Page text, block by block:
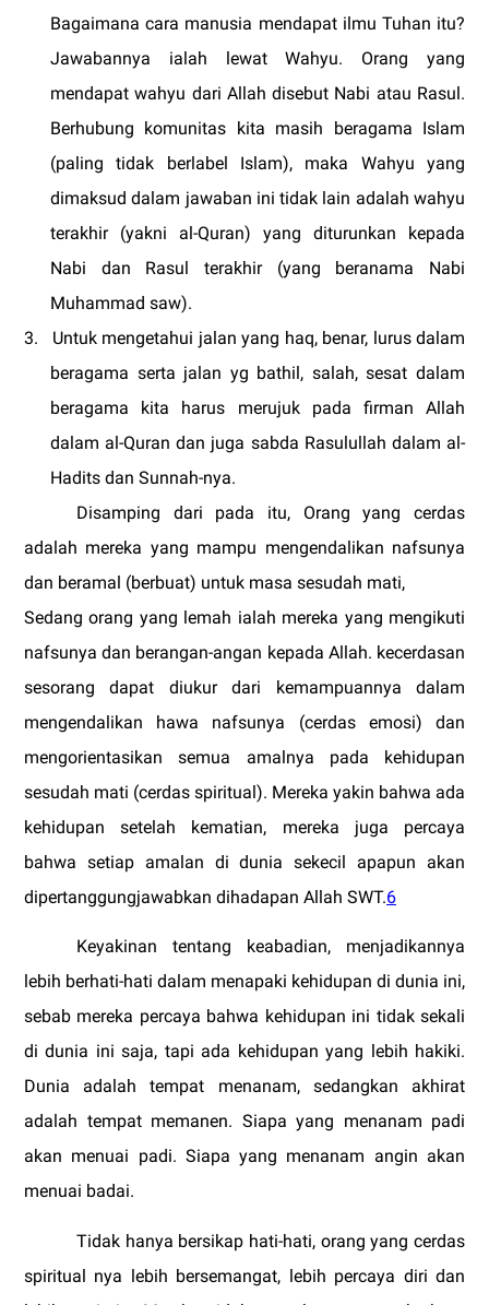
Bagaimana cara manusia mendapat ilmu Tuhan itu?
Jawabannya ialah lewat Wahyu. Orang yang
mendapat wahyu dari Allah disebut Nabi atau Rasul.
Berhubung komunitas kita masih beragama Islam
(paling tidak berlabel Islam), maka Wahyu yang
dimaksud dalam jawaban ini tidak lain adalah wahyu
terakhir (yakni al-Quran) yang diturunkan kepada
Nabi dan Rasul terakhir (yang beranama Nabi
Muhammad saw).
3.
Untuk mengetahui jalan yang haq, benar, lurus dalam
beragama serta jalan yg bathil, salah, sesat dalam
beragama kita harus merujuk pada firman Allah
dalam al-Quran dan juga sabda Rasulullah dalam al-
Hadits dan Sunnah-nya.
Disamping dari pada itu,
Orang yang cerdas
adalah mereka yang mampu mengendalikan nafsunya
dan beramal (berbuat) untuk masa sesudah mati,
Sedang orang yang lemah ialah mereka yang mengikuti
nafsunya dan berangan-angan kepada Allah. kecerdasan
sesorang dapat diukur dari kemampuannya dalam
mengendalikan hawa nafsunya (cerdas emosi) dan
mengorientasikan semua amalnya pada kehidupan
sesudah mati (cerdas spiritual). Mereka yakin bahwa ada
kehidupan setelah kematian, mereka juga percaya
bahwa setiap amalan di dunia sekecil apapun akan
dipertanggungjawabkan dihadapan Allah SWT.6
Keyakinan tentang keabadian, menjadikannya
lebih berhati-hati dalam menapaki kehidupan di dunia ini,
sebab mereka percaya bahwa kehidupan ini tidak sekali
di dunia ini saja, tapi ada kehidupan yang lebih hakiki.
Dunia adalah tempat menanam, sedangkan akhirat
adalah tempat memanen. Siapa yang menanam padi
akan menuai padi. Siapa yang menanam angin akan
menuai badai.
Tidak hanya bersikap hati-hati, orang yang cerdas
spiritual nya lebih bersemangat, lebih percaya diri dan